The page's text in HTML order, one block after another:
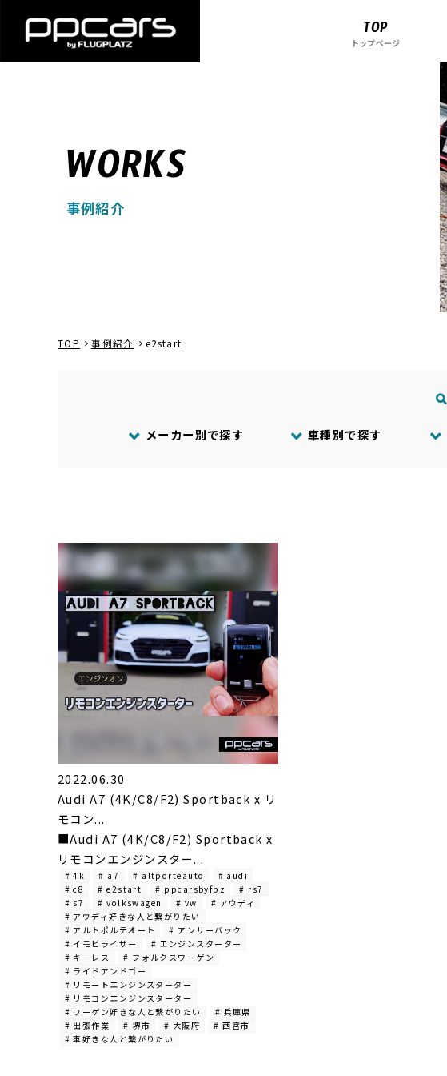
TOP
トップページ
WORKS
事例紹介
TOP 事例紹介 e2start
メーカー別で探す 車種別で探す
2022.06.30
Audi A7 (4K/C8/F2) Sportback x リ
モコン...
■Audi A7 (4K/C8/F2) Sportback x
リモコンエンジンスター...
# 4k # a7 # altporteauto
# audi
# c8
# e2start # ppcarsbyfpz
# rs7
# s7
# volkswagen # vw
# アウディ
# アウディ好きな人と繋がりたい
# アルトポルテオート
# アンサーバック
# イモビライザー
# エンジンスターター
# キーレス
# フォルクスワーゲン
# ライドアンドゴー
# リモートエンジンスターター
# リモコンエンジンスターター
# ワーゲン好きな人と繋がりたい
# 兵庫県
# 出張作業
# 堺市 # 大阪府
# 西宮市
# 車好きな人と繋がりたい